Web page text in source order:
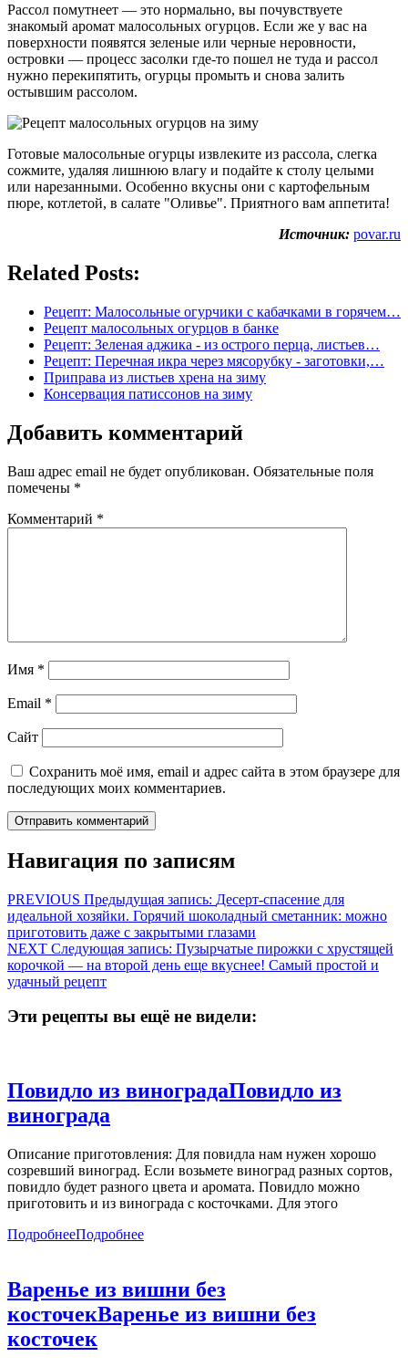
Рассол помутнеет — это нормально, вы почувствуете
знакомый аромат малосольных огурцов. Если же у вас на
поверхности появятся зеленые или черные неровности,
островки — процесс засолки где-то пошел не туда и рассол
нужно перекипятить, огурцы промыть и снова залить
остывшим рассолом.
Готовые малосольные огурцы извлеките из рассола, слегка
сожмите, удаляя лишнюю влагу и подайте к столу целыми
или нарезанными. Особенно вкусны они с картофельным
пюре, котлетой, в салате "Оливье". Приятного вам аппетита!
Источник: povar.ru
Related Posts:
Рецепт: Малосольные огурчики с кабачками в горячем…
Рецепт малосольных огурцов в банке
Рецепт: Зеленая аджика - из острого перца, листьев…
Рецепт: Перечная икра через мясорубку - заготовки,…
Приправа из листьев хрена на зиму
Консервация патиссонов на зиму
Добавить комментарий
Ваш адрес email не будет опубликован. Обязательные поля
помечены *
Комментарий *
Имя *
Email *
Сайт
Сохранить моё имя, email и адрес сайта в этом браузере для
последующих моих комментариев.
Навигация по записям
PREVIOUS Предыдущая запись: Десерт-спасение для
идеальной хозяйки. Горячий шоколадный сметанник: можно
приготовить даже с закрытыми глазами
NEXT Следующая запись: Пузырчатые пирожки с хрустящей
корочкой — на второй день еще вкуснее! Самый простой и
удачный рецепт
Эти рецепты вы ещё не видели:
Повидло из виноградаПовидло из
винограда
Описание приготовления: Для повидла нам нужен хорошо
созревший виноград. Если возьмете виноград разных сортов,
повидло будет разного цвета и аромата. Повидло можно
приготовить и из винограда с косточками. Для этого
ПодробнееПодробнее
Варенье из вишни без
косточекВаренье из вишни без
косточек